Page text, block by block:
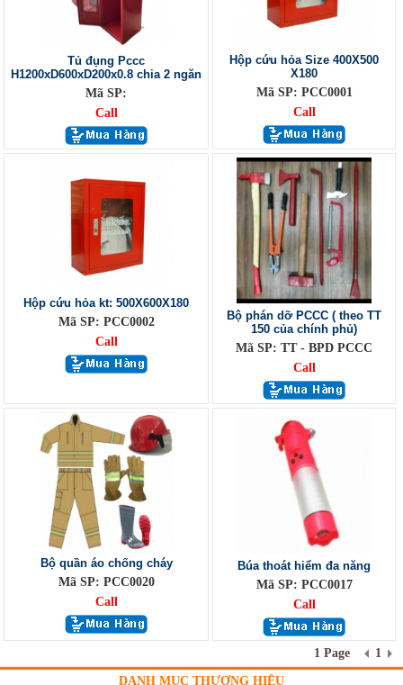
Tủ đụng Pccc
H1200xD600xD200x0.8 chia 2 ngăn
Mã SP:
Call
Hộp cứu hỏa Size 400X500
X180
Mã SP: PCC0001
Call
Hộp cứu hỏa kt: 500X600X180
Mã SP: PCC0002
Call
Bộ phán dỡ PCCC ( theo TT
150 của chính phủ)
Mã SP: TT - BPD PCCC
Call
Bộ quần áo chống cháy
Mã SP: PCC0020
Call
Búa thoát hiểm đa năng
Mã SP: PCC0017
Call
1 Page 1
DANH MỤC THƯƠNG HIỆU